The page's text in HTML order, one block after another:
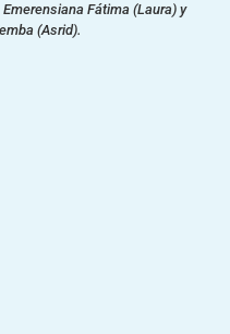
Fátima (Laura) y
(Asrid).